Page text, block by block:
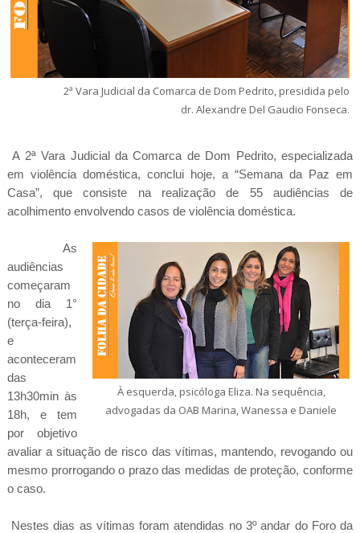
2ª Vara Judicial da Comarca de Dom Pedrito, presidida pelo
dr. Alexandre Del Gaudio Fonseca.
A 2ª Vara Judicial da Comarca de Dom Pedrito, especializada
em violência doméstica, conclui hoje, a “Semana da Paz em
Casa”, que consiste na realização de 55 audiências de
acolhimento envolvendo casos de violência doméstica.
À esquerda, psicóloga Eliza. Na sequência,
advogadas da OAB Marina, Wanessa e Daniele
As
audiências
começaram
no dia 1°
(terça-feira),
e
aconteceram
das
13h30min às
18h, e tem
por objetivo
avaliar a situação de risco das vítimas, mantendo, revogando ou
mesmo prorrogando o prazo das medidas de proteção, conforme
o caso.
Nestes dias as vítimas foram atendidas no 3º andar do Foro da